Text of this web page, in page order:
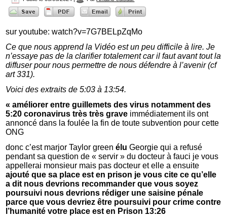
sur youtube: watch?v=7G7BELpZqMo
Ce que nous apprend la Vidéo est un peu difficile à lire. Je
n’essaye pas de la clarifier totalement car il faut avant tout la
diffuser pour nous permettre de nous défendre à l’avenir (cf
art 331).
Voici des extraits de 5:03 à 13:54.
« améliorer entre guillemets des virus notamment des
5:20 coronavirus très très grave immédiatement ils ont
annoncé dans la foulée la fin de toute subvention pour cette
ONG
donc c’est marjor Taylor greenélu Georgie qui a refusé
pendant sa question de « servir » du docteur à fauci je vous
appellerai monsieur mais pas docteur et elle a ensuite
ajouté que sa place est en prison je vous cite ce qu’elle
a dit nous devrions recommander que vous soyez
poursuivi nous devrions rédiger une saisine pénale
parce que vous devriez être poursuivi pour crime contre
l’humanité votre place est en Prison 13:26